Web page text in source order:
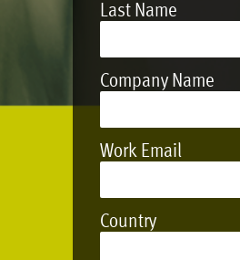
Last Name
Company Name
Work Email
Country